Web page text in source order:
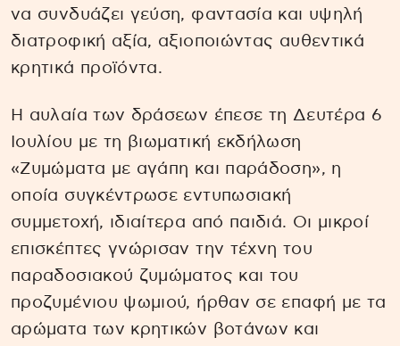
να συνδυάζει γεύση, φαντασία και υψηλή
διατροφική αξία, αξιοποιώντας αυθεντικά
κρητικά προϊόντα.
Η αυλαία των δράσεων έπεσε τη Δευτέρα 6
Ιουλίου με τη βιωματική εκδήλωση
«Ζυμώματα με αγάπη και παράδοση», η
οποία συγκέντρωσε εντυπωσιακή
συμμετοχή, ιδιαίτερα από παιδιά. Οι μικροί
επισκέπτες γνώρισαν την τέχνη του
παραδοσιακού ζυμώματος και του
προζυμένιου ψωμιού, ήρθαν σε επαφή με τα
αρώματα των κρητικών βοτάνων και